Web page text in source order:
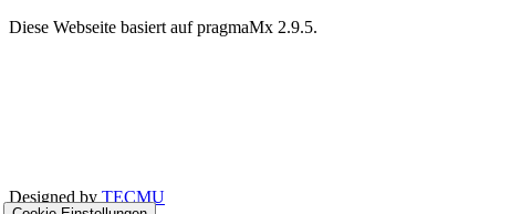
Diese Webseite basiert auf pragmaMx 2.9.5.
Designed by TECMU